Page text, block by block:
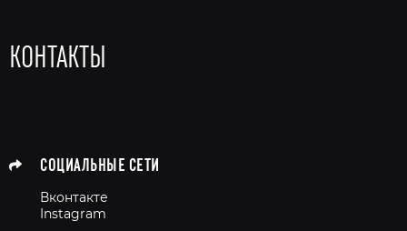
КОНТАКТЫ
СОЦИАЛЬНЫЕ СЕТИ
Вконтакте
Instagram